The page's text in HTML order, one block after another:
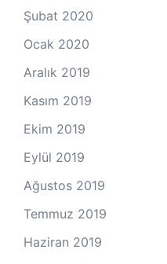
Şubat 2020
Ocak 2020
Aralık 2019
Kasım 2019
Ekim 2019
Eylül 2019
Ağustos 2019
Temmuz 2019
Haziran 2019